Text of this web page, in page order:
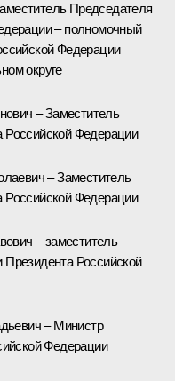
Председателя
– полномочный
Федерации
округе
– Заместитель
Российской Федерации
– Заместитель
Российской Федерации
– заместитель
Российской
– Министр
Федерации